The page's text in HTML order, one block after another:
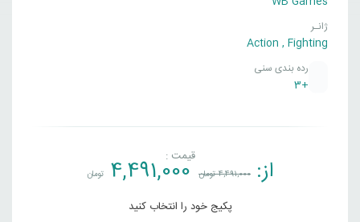
ژانـر
Action , Fighting
رده بندی سنی
+3
قیمت : از: 4,491,000تومان 4,491,000 تومان
پکیج خود را انتخاب کنید